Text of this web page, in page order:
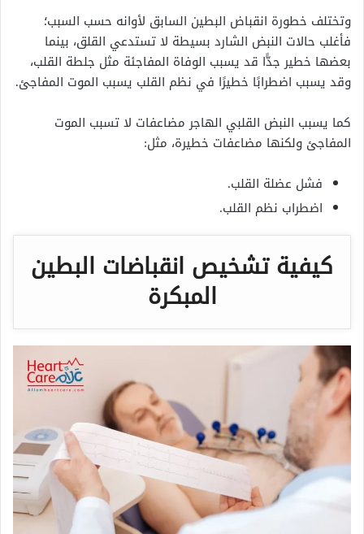
وتختلف خطورة انقباض البطين السابق لأوانه حسب السبب؛
فأغلب حالات النبض الشارد بسيطة لا تستدعي القلق، بينما
بعضها خطير جدًّا قد يسبب الوفاة المفاجئة مثل جلطة القلب،
وقد يسبب اضطرابًا خطيرًا في نظم القلب يسبب الموت المفاجئ.
كما يسبب النبض القلبي الهاجر مضاعفات لا تسبب الموت
المفاجئ ولكنها مضاعفات خطيرة، مثل:
فشل عضلة القلب.
اضطراب نظم القلب.
كيفية تشخيص انقباضات البطين
المبكرة